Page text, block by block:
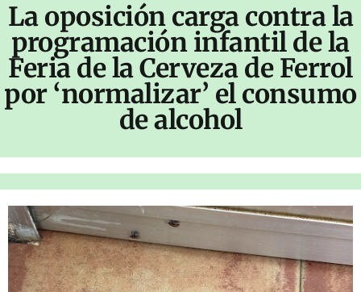
La oposición carga contra la
programación infantil de la
Feria de la Cerveza de Ferrol
por ‘normalizar’ el consumo
de alcohol